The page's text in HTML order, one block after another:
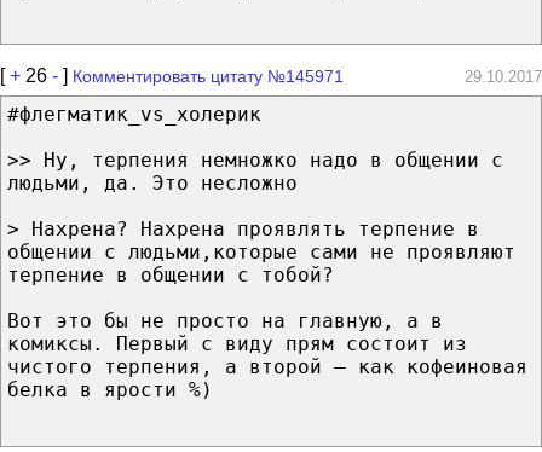
[+ 26 - ] Комментировать цитату №145971 29.10.2017
#флегматик_vs_холерик
>> Ну, терпения немножко надо в общении с
людьми, да. Это несложно
> Нахрена? Нахрена проявлять терпение в
общении с людьми,которые сами не проявляют
терпение в общении с тобой?
Вот это бы не просто на главную, а в
комиксы. Первый с виду прям состоит из
чистого терпения, а второй — как кофеиновая
белка в ярости %)